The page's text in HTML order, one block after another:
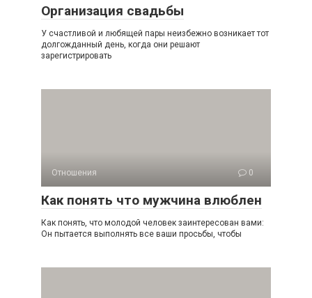
Организация свадьбы
У счастливой и любящей пары неизбежно возникает тот
долгожданный день, когда они решают
зарегистрировать
Отношения 0
Как понять что мужчина влюблен
Как понять, что молодой человек заинтересован вами:
Он пытается выполнять все ваши просьбы, чтобы